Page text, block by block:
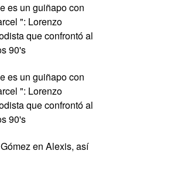
es un guiñapo con
": Lorenzo
que confrontó al
90's
es un guiñapo con
": Lorenzo
que confrontó al
90's
en Alexis, así